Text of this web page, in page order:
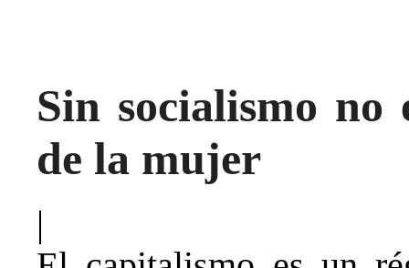
Sin socialismo no
de la mujer
|